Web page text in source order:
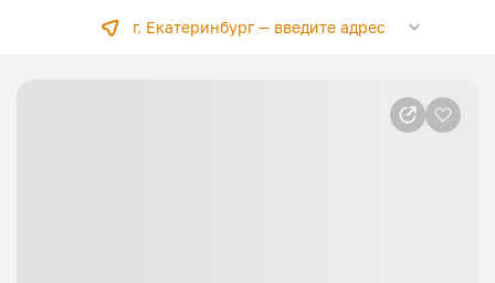
г. Екатеринбург —введите адрес